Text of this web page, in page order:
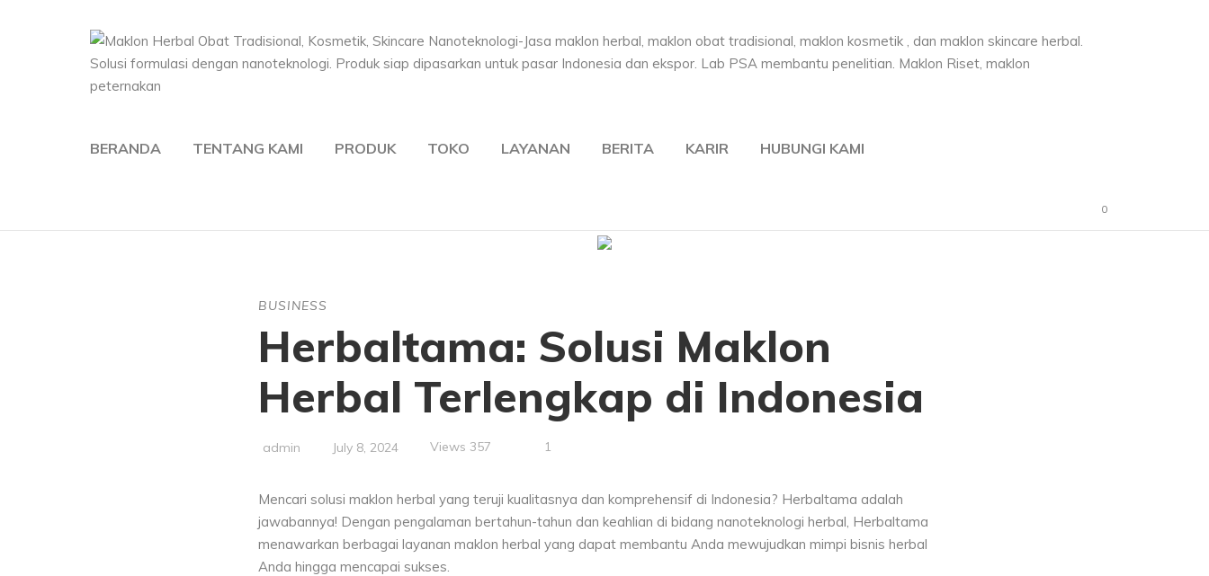
BERANDA TENTANG KAMI PRODUK TOKO LAYANAN BERITA KARIR HUBUNGI KAMI
0
BUSINESS
Herbaltama: Solusi Maklon
Herbal Terlengkap di Indonesia
admin July 8, 2024 Views 357 1
Mencari solusi maklon herbal yang teruji kualitasnya dan komprehensif di Indonesia? Herbaltama adalah
jawabannya! Dengan pengalaman bertahun-tahun dan keahlian di bidang nanoteknologi herbal, Herbaltama
menawarkan berbagai layanan maklon herbal yang dapat membantu Anda mewujudkan mimpi bisnis herbal
Anda hingga mencapai sukses.